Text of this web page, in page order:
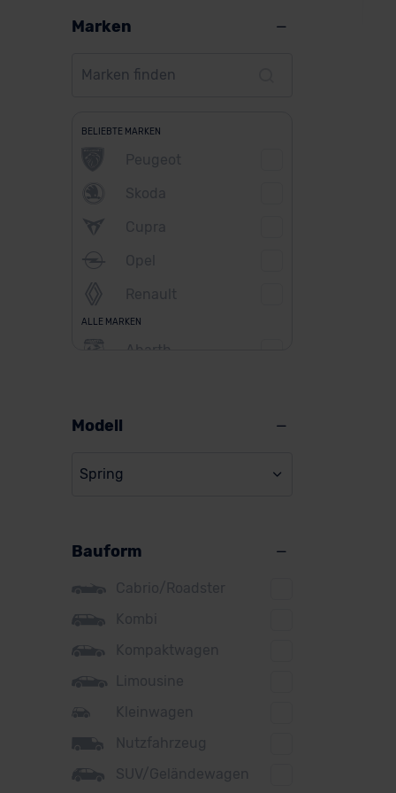
Marken
BELIEBTE MARKEN
Peugeot
Skoda
Cupra
Opel
Renault
ALLE MARKEN
Abarth
Citroen
Cupra
DS
Dacia
Fiat
Ford
Honda
Modell
Spring
Bauform
Cabrio/Roadster
Kombi
Kompaktwagen
Limousine
Kleinwagen
Nutzfahrzeug
SUV/Geländewagen